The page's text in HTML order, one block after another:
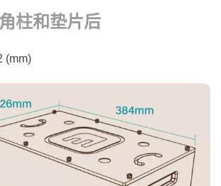
柱和垫片后
(mm)